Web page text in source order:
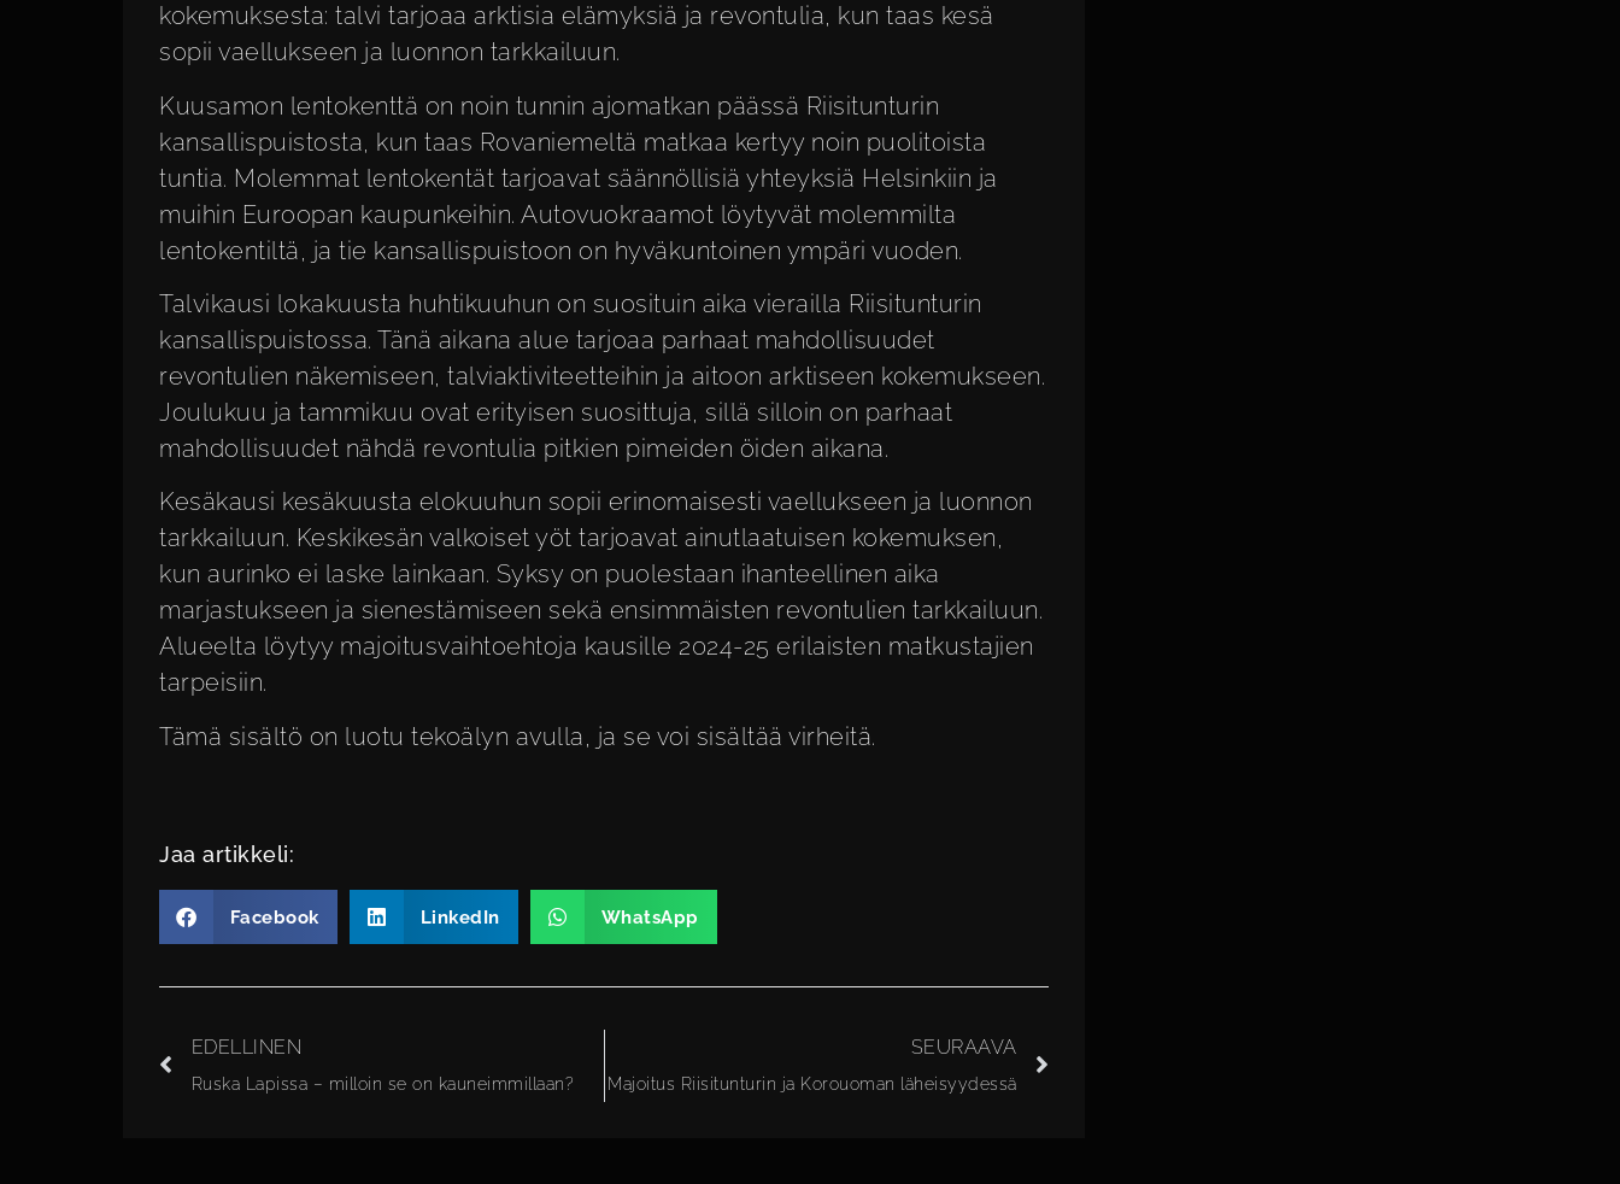
kokemuksesta: talvi tarjoaa arktisia elämyksiä ja revontulia, kun taas kesä
sopii vaellukseen ja luonnon tarkkailuun.
Kuusamon lentokenttä on noin tunnin ajomatkan päässä Riisitunturin
kansallispuistosta, kun taas Rovaniemeltä matkaa kertyy noin puolitoista
tuntia. Molemmat lentokentät tarjoavat säännöllisiä yhteyksiä Helsinkiin ja
muihin Euroopan kaupunkeihin. Autovuokraamot löytyvät molemmilta
lentokentiltä, ja tie kansallispuistoon on hyväkuntoinen ympäri vuoden.
Talvikausi lokakuusta huhtikuuhun on suosituin aika vierailla Riisitunturin
kansallispuistossa. Tänä aikana alue tarjoaa parhaat mahdollisuudet
revontulien näkemiseen, talviaktiviteetteihin ja aitoon arktiseen kokemukseen.
Joulukuu ja tammikuu ovat erityisen suosittuja, sillä silloin on parhaat
mahdollisuudet nähdä revontulia pitkien pimeiden öiden aikana.
Kesäkausi kesäkuusta elokuuhun sopii erinomaisesti vaellukseen ja luonnon
tarkkailuun. Keskikesän valkoiset yöt tarjoavat ainutlaatuisen kokemuksen,
kun aurinko ei laske lainkaan. Syksy on puolestaan ihanteellinen aika
marjastukseen ja sienestämiseen sekä ensimmäisten revontulien tarkkailuun.
Alueelta löytyy majoitusvaihtoehtoja kausille 2024-25 erilaisten matkustajien
tarpeisiin.
Tämä sisältö on luotu tekoälyn avulla, ja se voi sisältää virheitä.
Jaa artikkeli:
Facebook LinkedIn WhatsApp
EDELLINEN
Ruska Lapissa – milloin se on kauneimmillaan?
SEURAAVA
Majoitus Riisitunturin ja Korouoman läheisyydessä